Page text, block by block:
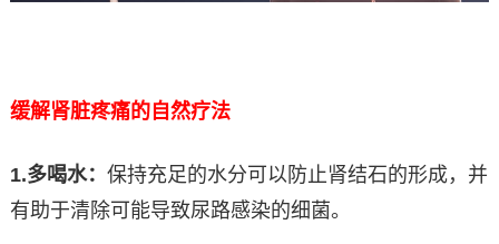
缓解肾脏疼痛的自然疗法
1.多喝水： 保持充足的水分可以防止肾结石的形成，并
有助于清除可能导致尿路感染的细菌。